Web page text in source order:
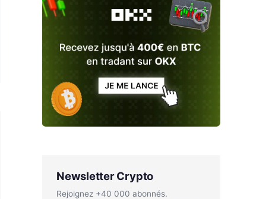
Newsletter Crypto
Rejoignez +40 000 abonnés.